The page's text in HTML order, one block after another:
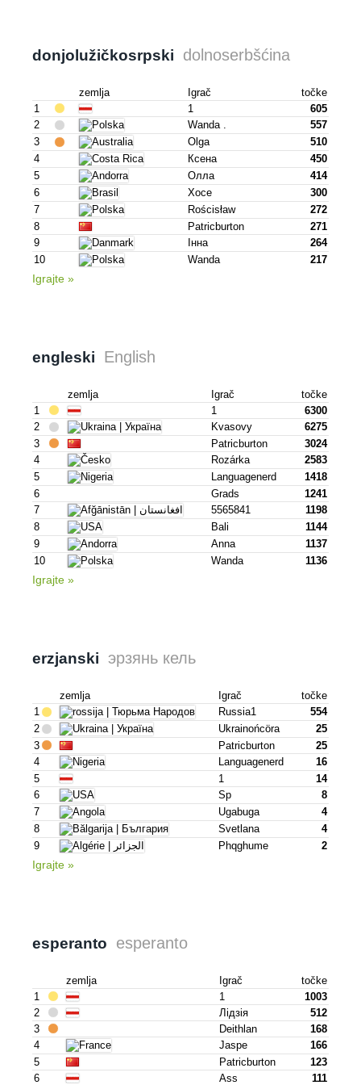
donjo­lužičkosrpski dolnoserbšćina
zemlja Igrač
točke
1
1
605
2
Wanda .
557
3
Olga
510
4
Ксена
450
5
Олла
414
6
Хосе
300
7
Rościsław
272
8
Patricburton
271
9
Інна
264
10
Wanda 217
Igrajte »
engleski English
zemlja Igrač
točke
1
1
6300
2
Kvasovy
6275
3
Patricburton
3024
4
Rozárka
2583
5
Languagenerd
1418
6
Grads
1241
7
5565841
1198
8
Bali
1144
9
Anna
1137
10
Wanda 1136
Igrajte »
erzjanski эрзянь кель
zemlja Igrač
točke
1
Russia1
554
2
Ukrainońcöra
25
3
Patricburton
25
4
Languagenerd
16
5
1
14
6
Sp
8
7
Ugabuga
4
8
Svetlana
4
9
Phqghume 2
Igrajte »
esperanto esperanto
zemlja Igrač
točke
1
1
1003
2
Лідзія
512
3
Deithlan
168
4
Jaspe
166
5
Patricburton
123
6
Ass
111